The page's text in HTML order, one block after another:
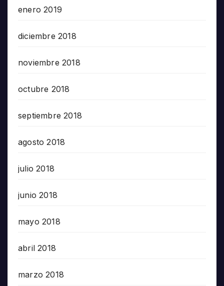
enero 2019
diciembre 2018
noviembre 2018
octubre 2018
septiembre 2018
agosto 2018
julio 2018
junio 2018
mayo 2018
abril 2018
marzo 2018